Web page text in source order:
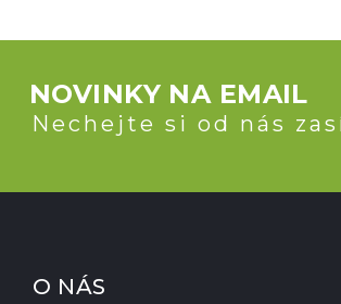
NOVINKY NA EMAIL
Nechejte si od nás
O NÁS